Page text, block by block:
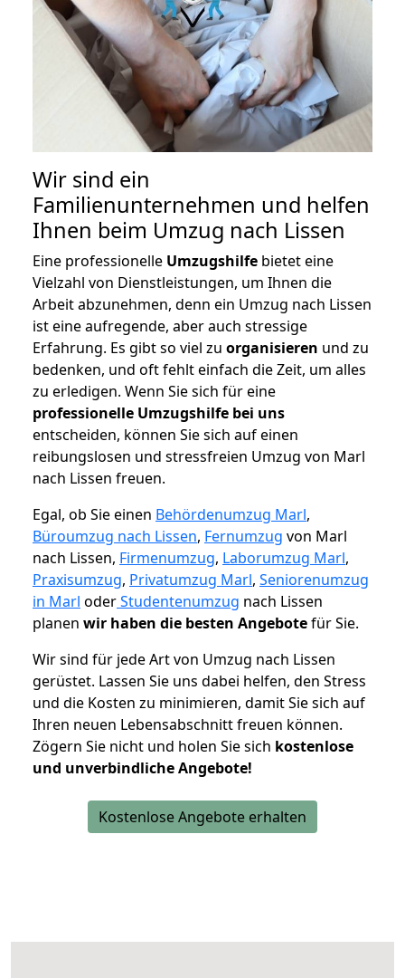
Wir sind ein
Familienunternehmen und helfen
Ihnen beim Umzug nach Lissen
Eine professionelle Umzugshilfe bietet eine
Vielzahl von Dienstleistungen, um Ihnen die
Arbeit abzunehmen, denn ein Umzug nach Lissen
ist eine aufregende, aber auch stressige
Erfahrung. Es gibt so viel zu organisieren und zu
bedenken, und oft fehlt einfach die Zeit, um alles
zu erledigen. Wenn Sie sich für eine
professionelle Umzugshilfe bei uns
entscheiden, können Sie sich auf einen
reibungslosen und stressfreien Umzug von Marl
nach Lissen freuen.
Egal, ob Sie einen Behördenumzug Marl,
Büroumzug nach Lissen, Fernumzug von Marl
nach Lissen, Firmenumzug, Laborumzug Marl,
Praxisumzug, Privatumzug Marl, Seniorenumzug
in Marl oderStudentenumzug nach Lissen
planen wir haben die besten Angebotefür Sie.
Wir sind für jede Art von Umzug nach Lissen
gerüstet. Lassen Sie uns dabei helfen, den Stress
und die Kosten zu minimieren, damit Sie sich auf
Ihren neuen Lebensabschnitt freuen können.
Zögern Sie nicht und holen Sie sich kostenlose
und unverbindliche Angebote!
Kostenlose Angebote erhalten